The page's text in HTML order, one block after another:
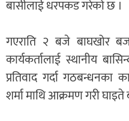
बासीलाई धरपकड गरेको छ ।
गएराति २ बजे बाघखोर
कार्यकर्तालाई स्थानीय
प्रतिवाद गर्दा गठबन्धनका
शर्मा माथि आक्रमण गरी